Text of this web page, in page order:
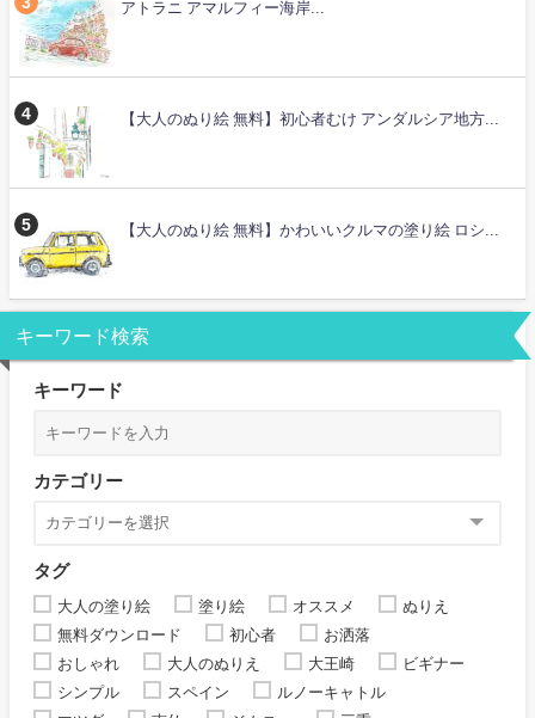
アトラニ アマルフィー海岸...
【大人のぬり絵 無料】初心者むけ アンダルシア地方...
【大人のぬり絵 無料】かわいいクルマの塗り絵 ロシ...
キーワード検索
キーワード
カテゴリー
タグ
大人の塗り絵 塗り絵 オススメ
ぬりえ
無料ダウンロード
初心者
お洒落
おしゃれ
大人のぬりえ 大王崎
ビギナー
シンプル
スペイン
ルノーキャトル